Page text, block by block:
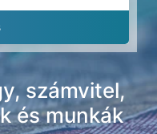
számvitel,
és munkák